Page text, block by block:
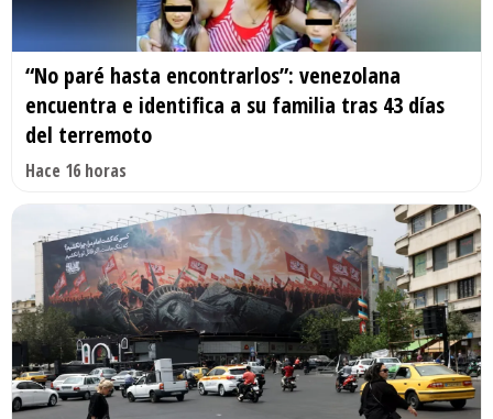
“No paré hasta encontrarlos”: venezolana
encuentra e identifica a su familia tras 43 días
del terremoto
Hace 16 horas